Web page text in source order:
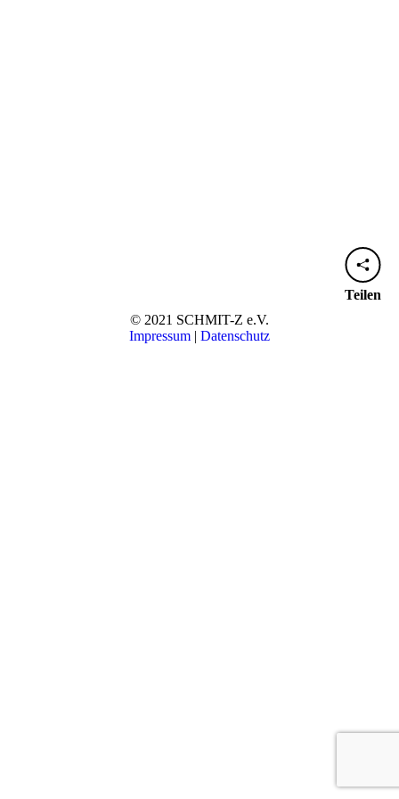
Teilen
© 2021 SCHMIT-Z e.V.
Impressum | Datenschutz